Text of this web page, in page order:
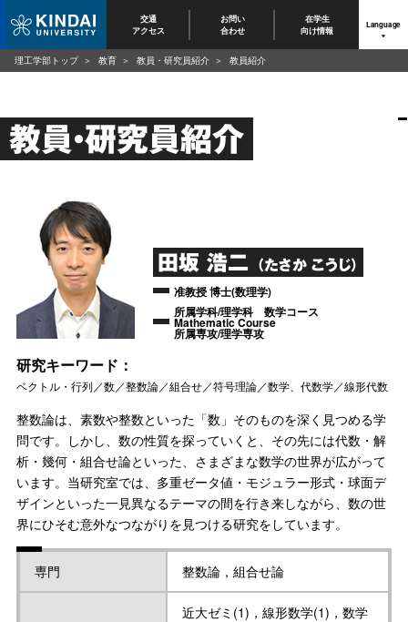
交通
アクセス
お問い
合わせ
在学生
向け情報
Language
教員・研究員紹介
田坂 浩二 （たさか こうじ）
准教授 博士(数理学)
所属学科/理学科 数学コース
Mathematic Course
所属専攻/理学専攻
研究キーワード：
ベクトル・行列／数／整数論／組合せ／符号理論／数学、代数学／線形代数
整数論は、素数や整数といった「数」そのものを深く見つめる学
問です。しかし、数の性質を探っていくと、その先には代数・解
析・幾何・組合せ論といった、さまざまな数学の世界が広がって
います。当研究室では、多重ゼータ値・モジュラー形式・球面デ
ザインといった一見異なるテーマの間を行き来しながら、数の世
界にひそむ意外なつながりを見つける研究をしています。
専門 整数論，組合せ論
近大ゼミ(1)，線形数学(1)，数学
理工学部トップ 教育 教員・研究員紹介 教員紹介